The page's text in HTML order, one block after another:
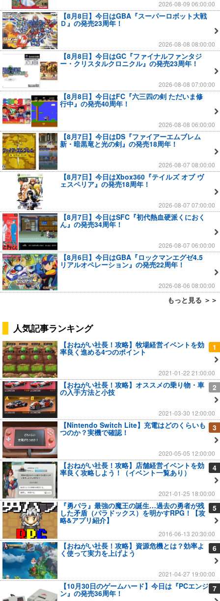
2026-08-09 06:00:00
【8月8日】今日はGBA『スーパーロボット大戦
Ｄ』の発売23周年！
2026-08-08 08:00:00
【8月8日】今日はGC『ファイナルファンタジ
ー・クリスタルクロニクル』の発売23周年！
2026-08-08 07:00:00
【8月8日】今日はFC『六三四の剣 ただいま修
行中』の発売40周年！
2026-08-08 06:00:00
【8月7日】今日はDS『ファイアーエムブレム
新・暗黒竜と光の剣』の発売18周年！
2026-08-07 08:00:00
【8月7日】今日はXbox360『テイルズ オブ ヴ
ェスペリア』の発売18周年！
2026-08-07 07:00:00
【8月7日】今日はSFC『初代熱血硬派くにおく
ん』の発売34周年！
2026-08-07 06:00:00
【8月6日】今日はGBA『ロックマンエグゼ4.5
リアルオペレーション』の発売22周年！
2026-08-06 08:00:00
もっと見る ＞＞
人気記事ランキング
1
【おねがい社長！攻略】牧場経営イベントを効
率良く進める4つのポイント
2021-01-22 21:00:00
2
【おねがい社長！攻略】オススメの乗り物・車
の入手方法と小技
2021-03-30 12:00:00
3
【Nintendo Switch Lite】充電はどのくらいも
つのか？実機で確認！
2020-05-05 12:00:00
4
【おねがい社長！攻略】店舗経営イベントを効
率良く攻略しよう！（イベント一覧あり）
2021-01-25 18:00:00
5
『勇パラ』最強の魔王の誕生…過去の勇者が残
した矛盾（パラドックス）を明かすRPG！【攻
略&アプリ紹介】
2016-06-13 20:30:00
6
【おねがい社長！攻略】資源危機とは？効率よ
く使って実力を上げよう
2021-04-27 19:00:00
7
【10月30日のゲームハード】今日は『PCエンジ
ン』の発売36周年！